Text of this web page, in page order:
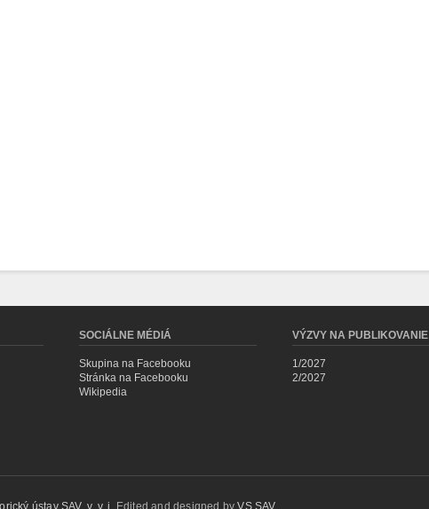
SOCIÁLNE MÉDIÁ
Skupina na Facebooku
Stránka na Facebooku
Wikipedia
VÝZVY NA PUBLIKOVANIE
1/2027
2/2027